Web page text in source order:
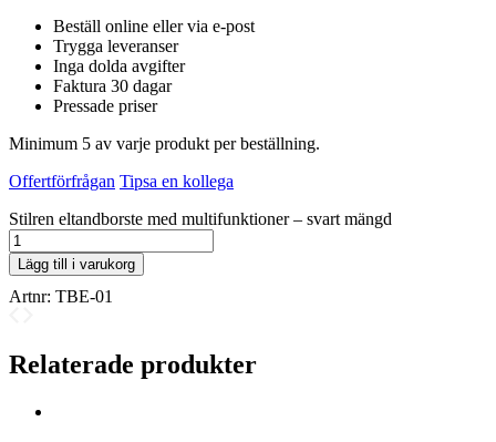
Beställ online eller via e-post
Trygga leveranser
Inga dolda avgifter
Faktura 30 dagar
Pressade priser
Minimum 5 av varje produkt per beställning.
Offertförfrågan Tipsa en kollega
Stilren eltandborste med multifunktioner – svart mängd
Lägg till i varukorg
Artnr: TBE-01
Relaterade produkter